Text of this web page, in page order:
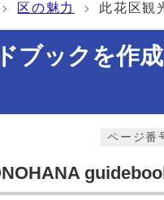
区の魅力 此花区観
ブックを作
ページ番